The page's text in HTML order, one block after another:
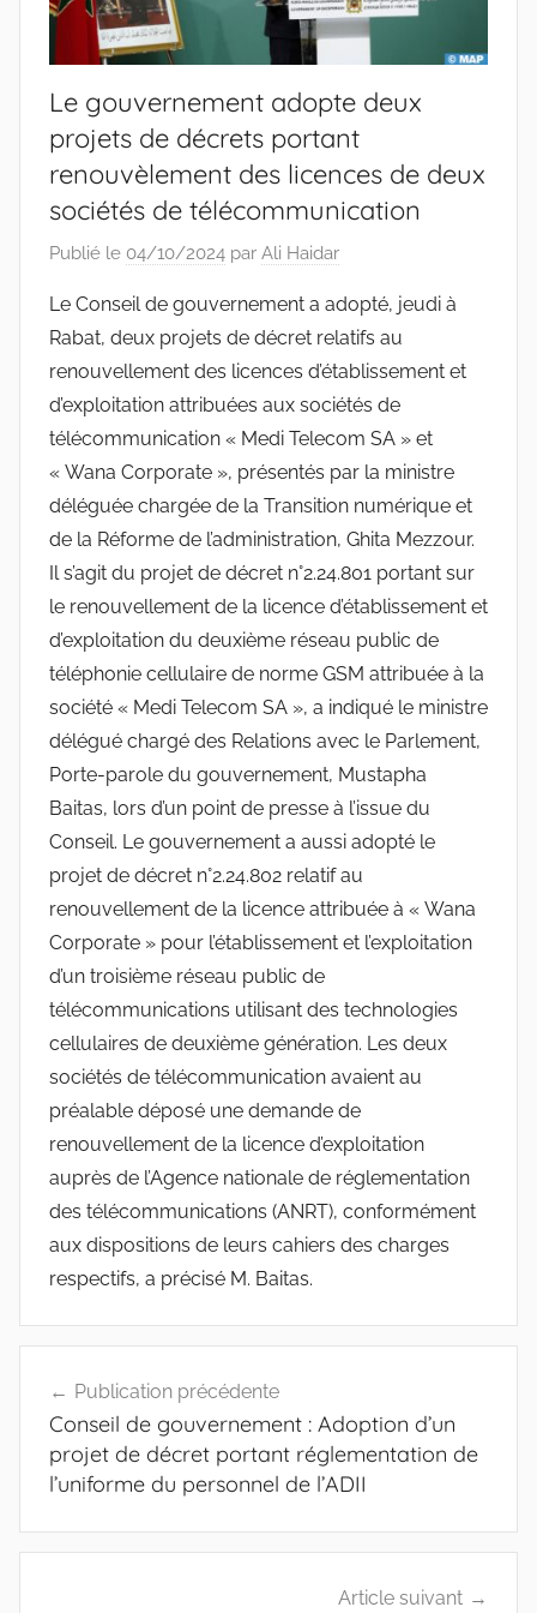
Le gouvernement adopte deux
projets de décrets portant
renouvèlement des licences de deux
sociétés de télécommunication
Publié le 04/10/2024 par Ali Haidar
Le Conseil de gouvernement a adopté, jeudi à
Rabat, deux projets de décret relatifs au
renouvellement des licences d’établissement et
d’exploitation attribuées aux sociétés de
télécommunication « Medi Telecom SA » et
« Wana Corporate », présentés par la ministre
déléguée chargée de la Transition numérique et
de la Réforme de l’administration, Ghita Mezzour.
Il s’agit du projet de décret n°2.24.801 portant sur
le renouvellement de la licence d’établissement et
d’exploitation du deuxième réseau public de
téléphonie cellulaire de norme GSM attribuée à la
société « Medi Telecom SA », a indiqué le ministre
délégué chargé des Relations avec le Parlement,
Porte-parole du gouvernement, Mustapha
Baitas, lors d’un point de presse à l’issue du
Conseil. Le gouvernement a aussi adopté le
projet de décret n°2.24.802 relatif au
renouvellement de la licence attribuée à « Wana
Corporate » pour l’établissement et l’exploitation
d’un troisième réseau public de
télécommunications utilisant des technologies
cellulaires de deuxième génération. Les deux
sociétés de télécommunication avaient au
préalable déposé une demande de
renouvellement de la licence d’exploitation
auprès de l’Agence nationale de réglementation
des télécommunications (ANRT), conformément
aux dispositions de leurs cahiers des charges
respectifs, a précisé M. Baitas.
de
l’article
Publication précédente
Conseil de gouvernement : Adoption d’un
projet de décret portant réglementation de
l’uniforme du personnel de l’ADII
Article suivant